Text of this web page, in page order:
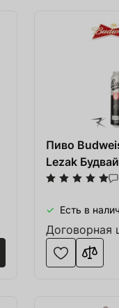
Пиво
Lezak
Есть в
Договорная